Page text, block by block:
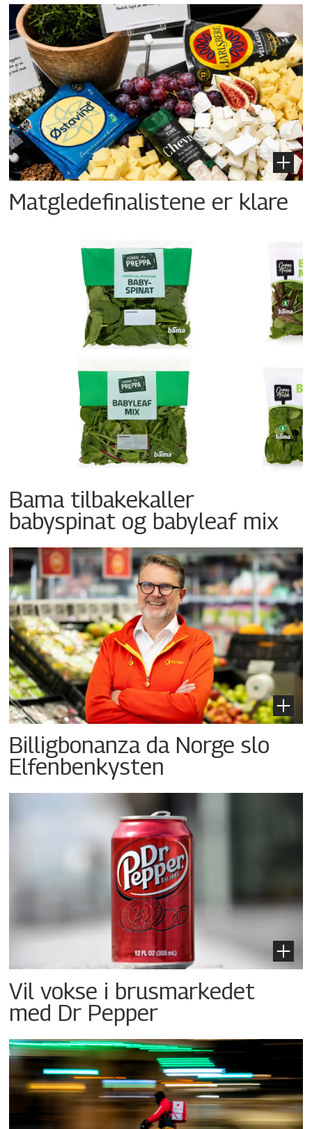
Matgledefinalistene er klare
Bama tilbakekaller
babyspinat og babyleaf mix
Billigbonanza da Norge slo
Elfenbenkysten
Vil vokse i brusmarkedet
med Dr Pepper